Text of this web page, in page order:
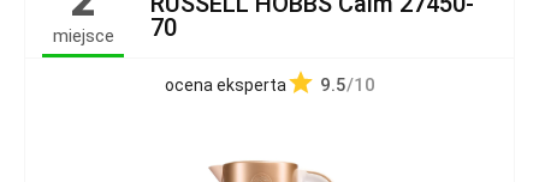
miejsce
70
ocena eksperta 9.5/10